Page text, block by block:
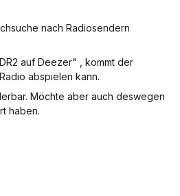
nach Radiosendern
auf Deezer" , kommt der
abspielen kann.
Möchte aber auch deswegen
haben.